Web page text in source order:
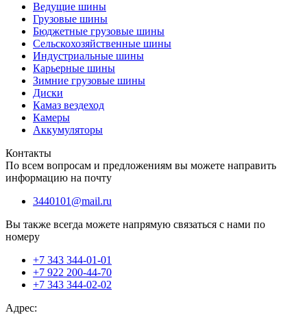
Ведущие шины
Грузовые шины
Бюджетные грузовые шины
Сельскохозяйственные шины
Индустриальные шины
Карьерные шины
Зимние грузовые шины
Диски
Камаз вездеход
Камеры
Аккумуляторы
Контакты
По всем вопросам и предложениям вы можете направить
информацию на почту
3440101@mail.ru
Вы также всегда можете напрямую связаться с нами по
номеру
+7 343 344-01-01
+7 922 200-44-70
+7 343 344-02-02
Адрес: